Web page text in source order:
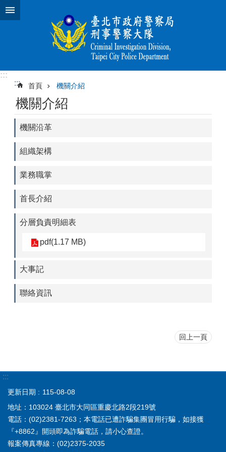
跳到主要內容區塊
:::
:::
首頁 機關介紹
機關介紹
機關沿革
組織架構
業務職掌
首長介紹
分層負責明細表
pdf(1.17 MB)
大事記
聯絡資訊
回上一頁
:::
更新日期
115-08-08
地址：103024 臺北市大同區重慶北路2段219號
電話：(02)2381-7263；本電話已遭詐騙集團冒用行騙，如接獲
『+8862』開頭即為詐騙電話，請小心查證。
報案傳真專線：(02)2375-2035